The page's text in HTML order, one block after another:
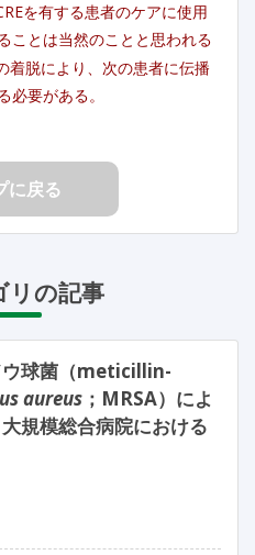
を有する患者のケアに使用
ことは当然のことと思われる
着脱により、次の患者に伝播
要がある。
に戻る
リの記事
ウ球菌（meticillin-
aureus ；MRSA）によ
規模総合病院における